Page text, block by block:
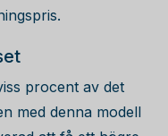
procent av det
med denna modell